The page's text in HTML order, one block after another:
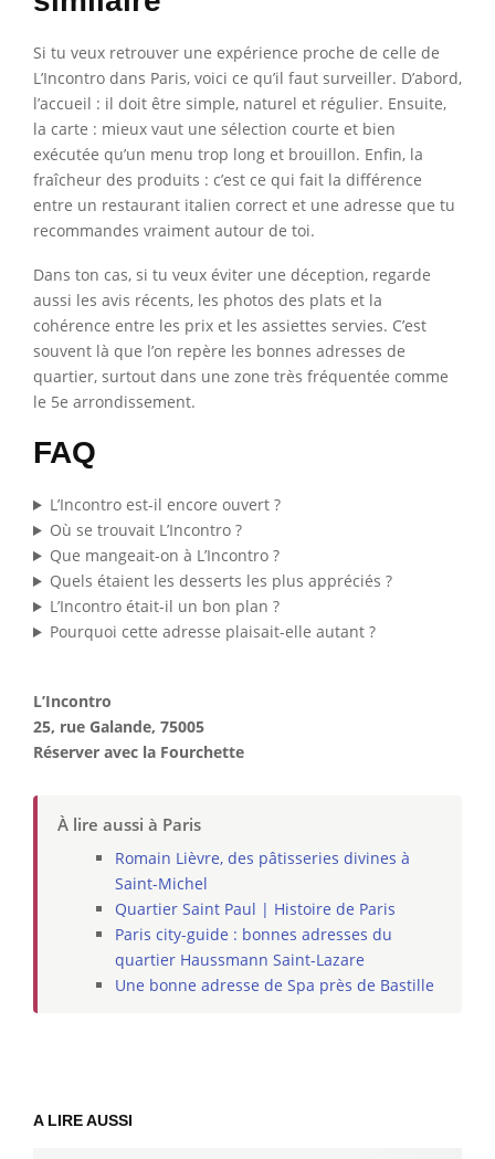
Si tu veux retrouver une expérience proche de celle de
L’Incontro dans Paris, voici ce qu’il faut surveiller. D’abord,
l’accueil : il doit être simple, naturel et régulier. Ensuite,
la carte : mieux vaut une sélection courte et bien
exécutée qu’un menu trop long et brouillon. Enfin, la
fraîcheur des produits : c’est ce qui fait la différence
entre un restaurant italien correct et une adresse que tu
recommandes vraiment autour de toi.
Dans ton cas, si tu veux éviter une déception, regarde
aussi les avis récents, les photos des plats et la
cohérence entre les prix et les assiettes servies. C’est
souvent là que l’on repère les bonnes adresses de
quartier, surtout dans une zone très fréquentée comme
le 5e arrondissement.
FAQ
L’Incontro est-il encore ouvert ?
Où se trouvait L’Incontro ?
Que mangeait-on à L’Incontro ?
Quels étaient les desserts les plus appréciés ?
L’Incontro était-il un bon plan ?
Pourquoi cette adresse plaisait-elle autant ?
L’Incontro
25, rue Galande, 75005
Réserver avec la Fourchette
À lire aussi à Paris
Romain Lièvre, des pâtisseries divines à
Saint-Michel
Quartier Saint Paul | Histoire de Paris
Paris city-guide : bonnes adresses du
quartier Haussmann Saint-Lazare
Une bonne adresse de Spa près de Bastille
A LIRE AUSSI